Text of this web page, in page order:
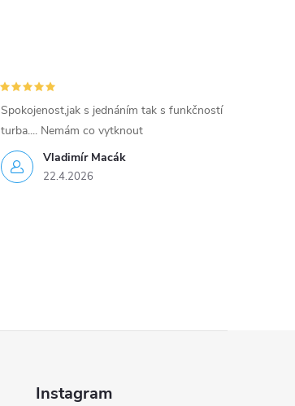
Vladimír Macák
22.4.2026
Spokojenost,jak s jednáním tak s funkčností
turba.... Nemám co vytknout
Instagram